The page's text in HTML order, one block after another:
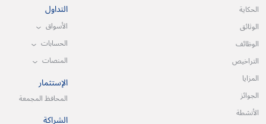
الحكاية
الوثائق
الوظائف
التراخيص
المزايا
الجوائز
الأنشطة
التداول
الأسواق
الحسابات
المنصات
الإستثمار
المحافظ المجمعة
الشراكة